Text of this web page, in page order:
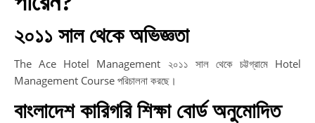
২০১১ সাল থেকে অভিজ্ঞতা
The Ace Hotel Management ২০১১ সাল থেকে চট্টগ্রামে Hotel
Management Course পরিচালনা করছে।
বাংলাদেশ কারিগরি শিক্ষা বোর্ড অনুমোদিত